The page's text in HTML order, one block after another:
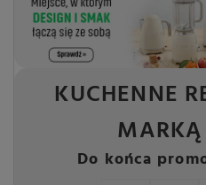
KUCHENNE
Do końca